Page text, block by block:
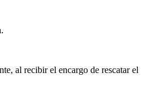
al recibir el encargo de rescatar el